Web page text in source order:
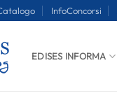
InfoConcorsi
EDISES INFORMA